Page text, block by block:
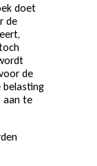
doet
de
de
belasting
aan te